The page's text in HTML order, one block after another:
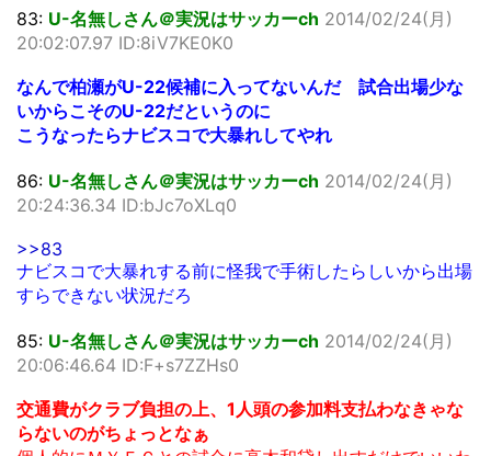
83: U-名無しさん＠実況はサッカーch 2014/02/24(月)
20:02:07.97 ID:8iV7KE0K0
なんで柏瀬がU-22候補に入ってないんだ 試合出場少な
いからこそのU-22だというのに
こうなったらナビスコで大暴れしてやれ
86: U-名無しさん＠実況はサッカーch 2014/02/24(月)
20:24:36.34 ID:bJc7oXLq0
>>83
ナビスコで大暴れする前に怪我で手術したらしいから出場
すらできない状況だろ
85: U-名無しさん＠実況はサッカーch 2014/02/24(月)
20:06:46.64 ID:F+s7ZZHs0
交通費がクラブ負担の上、1人頭の参加料支払わなきゃな
らないのがちょっとなぁ